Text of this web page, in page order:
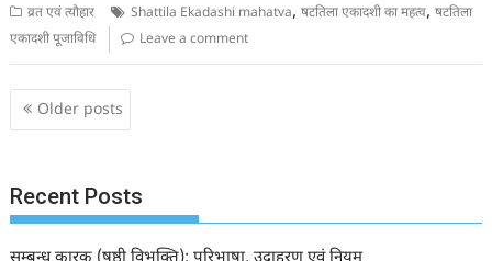
व्रत एवं त्यौहार Shattila Ekadashi mahatva,षटतिला एकादशी का महत्व,षटतिला
एकादशी पूजाविधि
Leave a comment
Posts
navigation
Older posts
Recent Posts